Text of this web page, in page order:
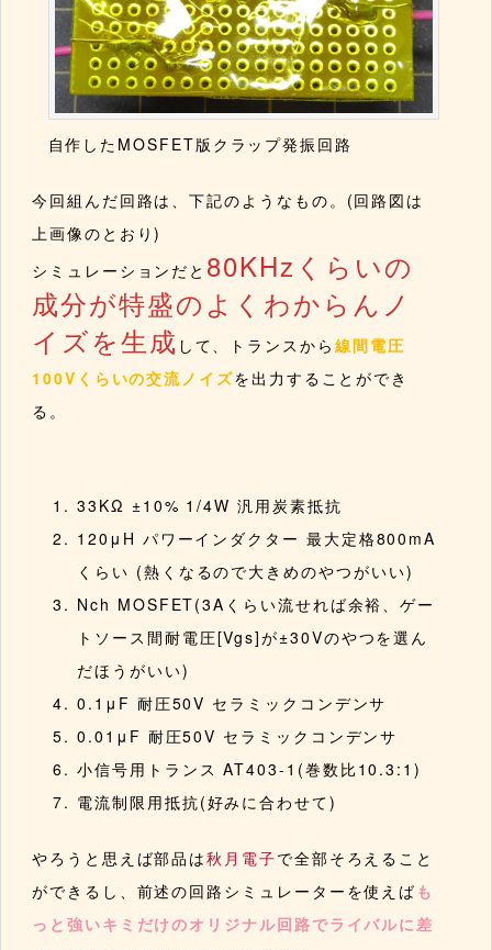
自作したMOSFET版クラップ発振回路
今回組んだ回路は、下記のようなもの。(回路図は
上画像のとおり)
シミュレーションだと 80KHzくらいの
成分が特盛のよくわからんノ
イズを生成 して、トランスから 線間電圧
100Vくらいの交流ノイズを出力することができ
る。
33KΩ ±10% 1/4W 汎用炭素抵抗
120μH パワーインダクター 最大定格800mA
くらい (熱くなるので大きめのやつがいい)
Nch MOSFET(3Aくらい流せれば余裕、ゲー
トソース間耐電圧[Vgs]が±30Vのやつを選ん
だほうがいい)
0.1μF 耐圧50V セラミックコンデンサ
0.01μF 耐圧50V セラミックコンデンサ
小信号用トランス AT403-1(巻数比10.3:1)
電流制限用抵抗(好みに合わせて)
やろうと思えば部品は秋月電子で全部そろえること
ができるし、前述の回路シミュレーターを使えばも
っと強いキミだけのオリジナル回路でライバルに差